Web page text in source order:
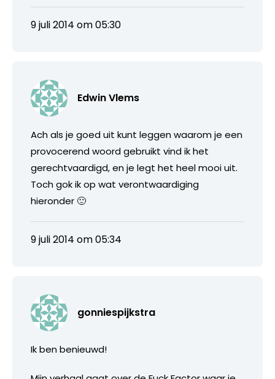
9 juli 2014 om 05:30
Edwin Vlems
Ach als je goed uit kunt leggen waarom je een
provocerend woord gebruikt vind ik het
gerechtvaardigd, en je legt het heel mooi uit.
Toch gok ik op wat verontwaardiging
hieronder 🙂
9 juli 2014 om 05:34
gonniespijkstra
Ik ben benieuwd!